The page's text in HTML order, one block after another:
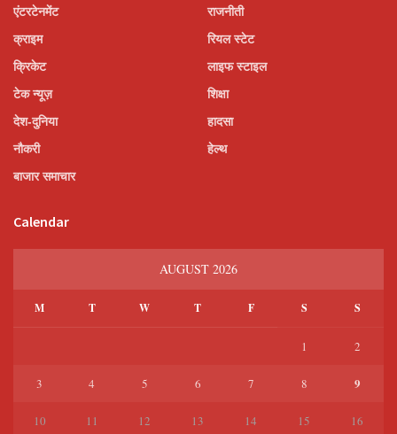
एंटरटेनमेंट
क्राइम
क्रिकेट
टेक न्यूज़
देश-दुनिया
नौकरी
बाजार समाचार
राजनीती
रियल स्टेट
लाइफ स्टाइल
शिक्षा
हादसा
हेल्थ
Calendar
AUGUST 2026
M T W T F S S
1 2
3 4 5 6 7 8 9
10 11 12 13 14 15 16